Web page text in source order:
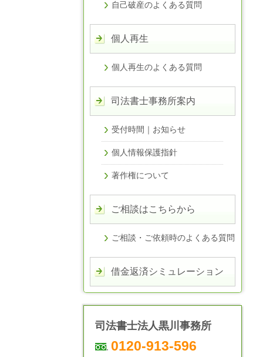
自己破産のよくある質問
個人再生
個人再生のよくある質問
司法書士事務所案内
受付時間｜お知らせ
個人情報保護指針
著作権について
ご相談はこちらから
ご相談・ご依頼時のよくある質問
借金返済シミュレーション
司法書士法人黒川事務所
0120-913-596